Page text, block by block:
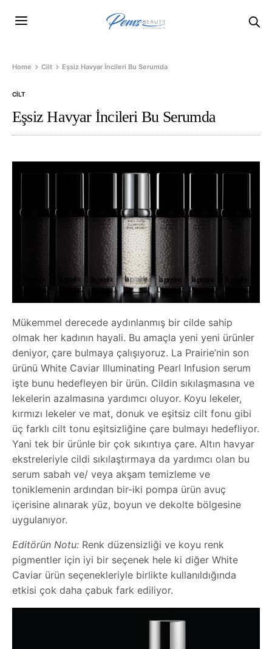
Home Cilt Eşsiz Havyar İncileri Bu Serumda
CILT
Eşsiz Havyar İncileri Bu Serumda
Mükemmel derecede aydınlanmış bir cilde sahip
olmak her kadının hayali. Bu amaçla yeni yeni ürünler
deniyor, çare bulmaya çalışıyoruz. La Prairie’nin son
ürünü White Caviar Illuminating Pearl Infusion serum
işte bunu hedefleyen bir ürün. Cildin sıkılaşmasına ve
lekelerin azalmasına yardımcı oluyor. Koyu lekeler,
kırmızı lekeler ve mat, donuk ve eşitsiz cilt fonu gibi
üç farklı cilt tonu eşitsizliğine çare bulmayı hedefliyor.
Yani tek bir ürünle bir çok sıkıntıya çare. Altın havyar
ekstreleriyle cildi sıkılaştırmaya da yardımcı olan bu
serum sabah ve/ veya akşam temizleme ve
toniklemenin ardından bir-iki pompa ürün avuç
içerisine alınarak yüz, boyun ve dekolte bölgesine
uygulanıyor.
Editörün Notu: Renk düzensizliği ve koyu renk
pigmentler için iyi bir seçenek hele ki diğer White
Caviar ürün seçenekleriyle birlikte kullanıldığında
etkisi çok daha çabuk fark ediliyor.